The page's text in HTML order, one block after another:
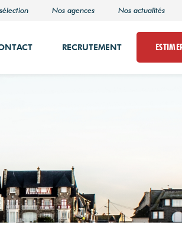
Nos agences Nos actualités
RECRUTEMENT